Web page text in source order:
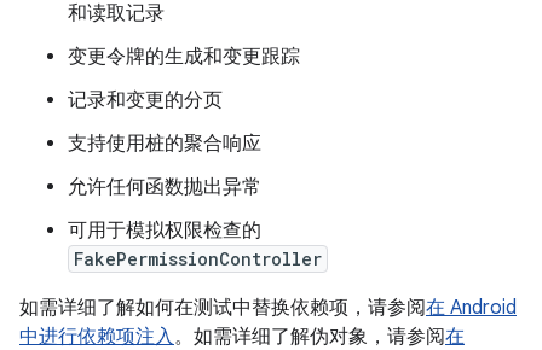
和读取记录
变更令牌的生成和变更跟踪
记录和变更的分页
支持使用桩的聚合响应
允许任何函数抛出异常
可用于模拟权限检查的
FakePermissionController
如需详细了解如何在测试中替换依赖项，请参阅在 Android
中进行依赖项注入。如需详细了解伪对象，请参阅在